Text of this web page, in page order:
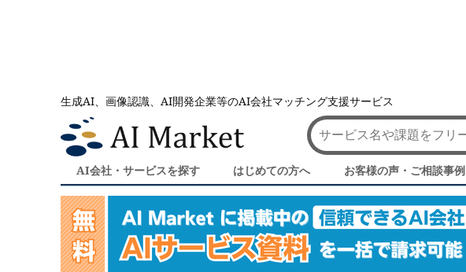
生成AI、画像認識、AI開発企業等のAI会社マッチング支援サービス
AI会社・サービスを探す はじめての方へ お客様の声・ご相談事例
AI会社とのマッチングは AI Market 事業構築｜AI会社・AIサービス一覧
事業構築｜AI会社・AIサービス一覧